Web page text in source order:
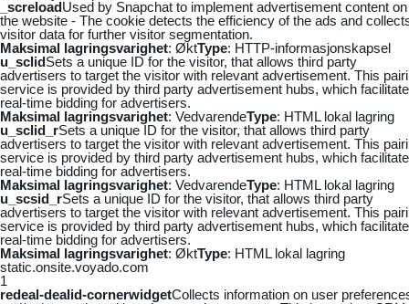
_screloadUsed by Snapchat to implement advertisement content on
the website - The cookie detects the efficiency of the ads and
visitor data for further visitor segmentation.
Maksimal lagringsvarighet: ØktType: HTTP-informasjonskapsel
u_sclidSets a unique ID for the visitor, that allows third party
advertisers to target the visitor with relevant advertisement. This
service is provided by third party advertisement hubs, which
real-time bidding for advertisers.
Maksimal lagringsvarighet: VedvarendeType: HTML lokal lagring
u_sclid_rSets a unique ID for the visitor, that allows third party
advertisers to target the visitor with relevant advertisement. This
service is provided by third party advertisement hubs, which
real-time bidding for advertisers.
Maksimal lagringsvarighet: VedvarendeType: HTML lokal lagring
u_scsid_rSets a unique ID for the visitor, that allows third party
advertisers to target the visitor with relevant advertisement. This
service is provided by third party advertisement hubs, which
real-time bidding for advertisers.
Maksimal lagringsvarighet: ØktType: HTML lokal lagring
static.onsite.voyado.com
1
redeal-dealid-cornerwidgetCollects information on user